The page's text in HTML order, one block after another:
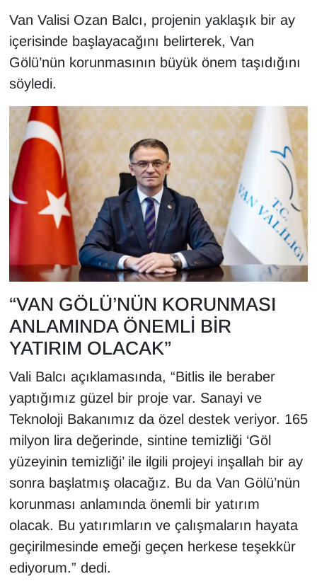
Van Valisi Ozan Balcı, projenin yaklaşık bir ay
içerisinde başlayacağını belirterek, Van
Gölü’nün korunmasının büyük önem taşıdığını
söyledi.
“VAN GÖLÜ’NÜN KORUNMASI
ANLAMINDA ÖNEMLİ BİR
YATIRIM OLACAK”
Vali Balcı açıklamasında, “Bitlis ile beraber
yaptığımız güzel bir proje var. Sanayi ve
Teknoloji Bakanımız da özel destek veriyor. 165
milyon lira değerinde, sintine temizliği ‘Göl
yüzeyinin temizliği’ ile ilgili projeyi inşallah bir ay
sonra başlatmış olacağız. Bu da Van Gölü’nün
korunması anlamında önemli bir yatırım
olacak. Bu yatırımların ve çalışmaların hayata
geçirilmesinde emeği geçen herkese teşekkür
ediyorum.” dedi.
MEDYA
ONE EKONOMİ
Resmi İlanlar
RÖPORTAJ
SAĞLIK
Seri İlan
Sinema - TV
SİYASET
SPOR
TEBRİK
TEKNOLOJİ
Turizm
VAN'DA SPOR
Vasıta
YAŞAM